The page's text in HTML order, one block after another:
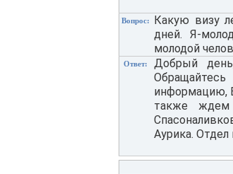
Вопрос:
Какую визу
дней. Я-
молодой
Ответ:
Добрый
информацию,
также ждем
Аурика.